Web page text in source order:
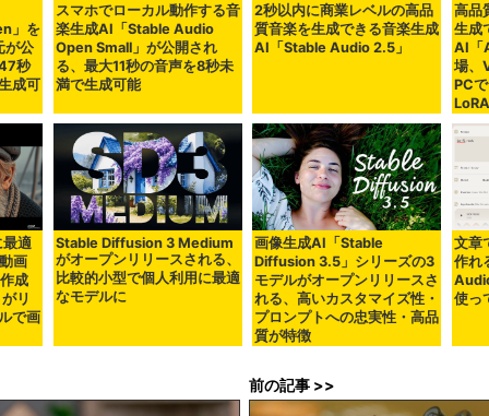
」を
が公
秒
成可
スマホでローカル動作する音
楽生成AI「Stable Audio
Open Small」が公開され
る、最大11秒の音声を8秒未
満で生成可能
2秒以内に商業レベルの高品
質音楽を生成できる音楽生成
AI「Stable Audio 2.5」
高品
生成
AI「
場、
PC
適
画
成
リ
で画
Stable Diffusion 3 Medium
がオープンリリースされる、
比較的小型で個人利用に最適
なモデルに
画像生成AI「Stable
Diffusion 3.5」シリーズの3
モデルがオープンリリースさ
れる、高いカスタマイズ性・
プロンプトへの忠実性・高品
質が特徴
文章
作れ
使っ
前の記事 >>